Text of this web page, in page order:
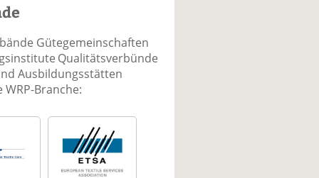
Gütegemeinschaften
Qualitätsverbünde
Ausbildungsstätten
Branche: